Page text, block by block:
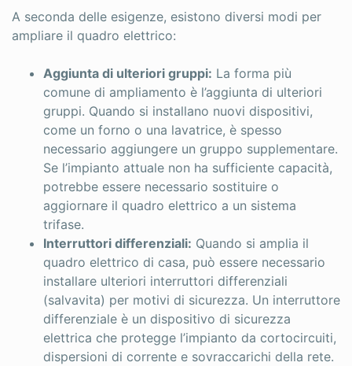
A seconda delle esigenze, esistono diversi modi per
ampliare il quadro elettrico:
Aggiunta di ulteriori gruppi: La forma più
comune di ampliamento è l’aggiunta di ulteriori
gruppi. Quando si installano nuovi dispositivi,
come un forno o una lavatrice, è spesso
necessario aggiungere un gruppo supplementare.
Se l’impianto attuale non ha sufficiente capacità,
potrebbe essere necessario sostituire o
aggiornare il quadro elettrico a un sistema
trifase.
Interruttori differenziali: Quando si amplia il
quadro elettrico di casa, può essere necessario
installare ulteriori interruttori differenziali
(salvavita) per motivi di sicurezza. Un interruttore
differenziale è un dispositivo di sicurezza
elettrica che protegge l’impianto da cortocircuiti,
dispersioni di corrente e sovraccarichi della rete.